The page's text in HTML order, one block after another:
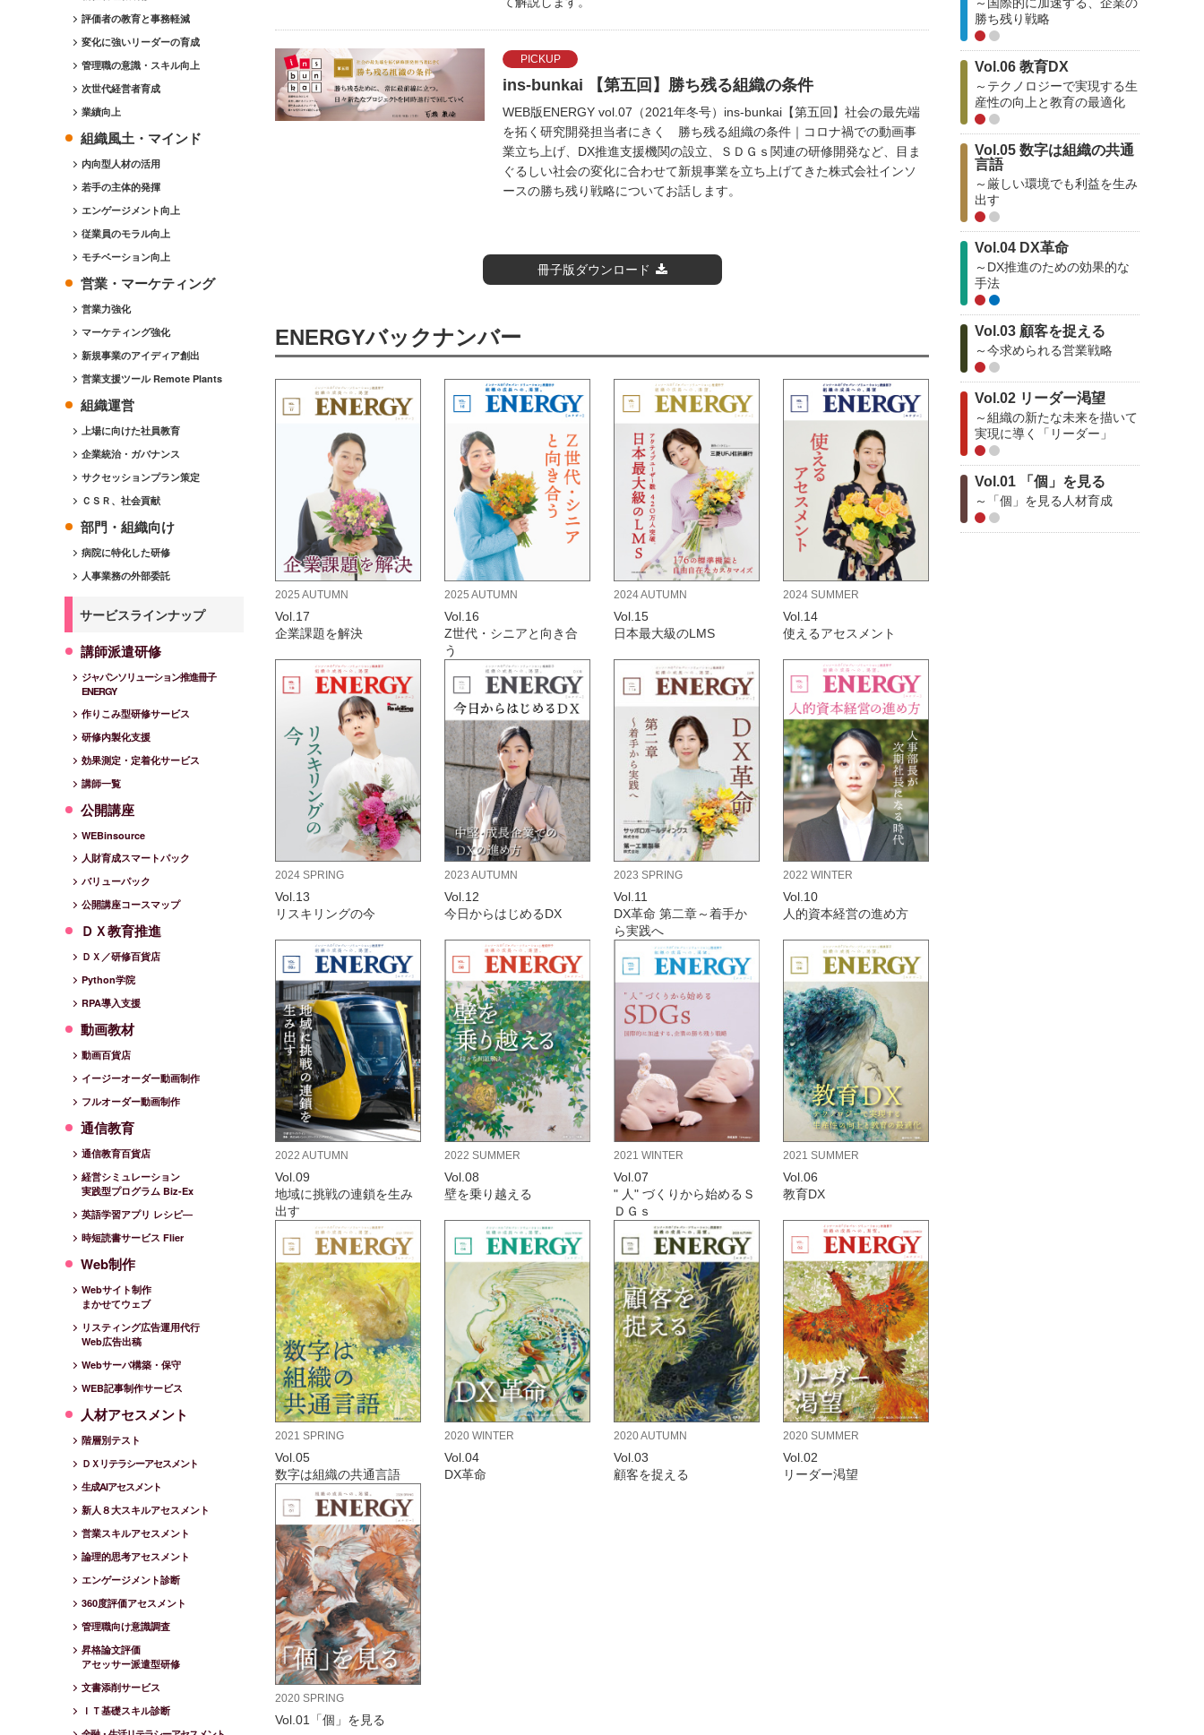
PICKUP
ins-bunkai 【第五回】勝ち残る組織の条件
WEB版ENERGY vol.07（2021年冬号）ins-bunkai【第五回】社会の最先端
を拓く研究開発担当者にきく 勝ち残る組織の条件｜コロナ禍での動画事
業立ち上げ、DX推進支援機関の設立、ＳＤＧｓ関連の研修開発など、目ま
ぐるしい社会の変化に合わせて新規事業を立ち上げてきた株式会社インソ
ースの勝ち残り戦略についてお話します。
冊子版ダウンロード
ENERGYバックナンバー
2025 AUTUMN
Vol.17
企業課題を解決
2025 AUTUMN
Vol.16
Z世代・シニアと向き合
う
2024 AUTUMN
Vol.15
日本最大級のLMS
2024 SUMMER
Vol.14
使えるアセスメント
2024 SPRING
Vol.13
リスキリングの今
2023 AUTUMN
Vol.12
今日からはじめるDX
2023 SPRING
Vol.11
DX革命 第二章～着手か
ら実践へ
2022 WINTER
Vol.10
人的資本経営の進め方
2022 AUTUMN
Vol.09
地域に挑戦の連鎖を生み
出す
2022 SUMMER
Vol.08
壁を乗り越える
2021 WINTER
Vol.07
" 人" づくりから始めるＳ
ＤＧｓ
2021 SUMMER
Vol.06
教育DX
2021 SPRING
Vol.05
数字は組織の共通言語
2020 WINTER
Vol.04
DX革命
2020 AUTUMN
Vol.03
顧客を捉える
2020 SUMMER
Vol.02
リーダー渇望
2020 SPRING
Vol.01「個」を見る
評価者の教育と事務軽減
変化に強いリーダーの育成
管理職の意識・スキル向上
次世代経営者育成
業績向上
組織風土・マインド
内向型人材の活用
若手の主体的発揮
エンゲージメント向上
従業員のモラル向上
モチベーション向上
営業・マーケティング
営業力強化
マーケティング強化
新規事業のアイディア創出
営業支援ツール Remote Plants
組織運営
上場に向けた社員教育
企業統治・ガバナンス
サクセッションプラン策定
ＣＳＲ、社会貢献
部門・組織向け
病院に特化した研修
人事業務の外部委託
サービスラインナップ
講師派遣研修
ジャパンソリューション推進冊子
ENERGY
作りこみ型研修サービス
研修内製化支援
効果測定・定着化サービス
講師一覧
公開講座
WEBinsource
人財育成スマートパック
バリューパック
公開講座コースマップ
ＤＸ教育推進
ＤＸ／研修百貨店
Python学院
RPA導入支援
動画教材
動画百貨店
イージーオーダー動画制作
フルオーダー動画制作
通信教育
通信教育百貨店
経営シミュレーション
実践型プログラム Biz-Ex
英語学習アプリ レシピ―
時短読書サービス Flier
Web制作
Webサイト制作
まかせてウェブ
リスティング広告運用代行
Web広告出稿
Webサーバ構築・保守
WEB記事制作サービス
人材アセスメント
階層別テスト
ＤＸリテラシーアセスメント
生成AIアセスメント
新人８大スキルアセスメント
営業スキルアセスメント
論理的思考アセスメント
エンゲージメント診断
360度評価アセスメント
管理職向け意識調査
昇格論文評価
アセッサー派遣型研修
文書添削サービス
ＩＴ基礎スキル診断
～国際的に加速する、企業の
勝ち残り戦略
Vol.06 教育DX
～テクノロジーで実現する生
産性の向上と教育の最適化
Vol.05 数字は組織の共通
言語
～厳しい環境でも利益を生み
出す
Vol.04 DX革命
～DX推進のための効果的な
手法
Vol.03 顧客を捉える
～今求められる営業戦略
Vol.02 リーダー渇望
～組織の新たな未来を描いて
実現に導く「リーダー」
Vol.01 「個」を見る
～「個」を見る人材育成